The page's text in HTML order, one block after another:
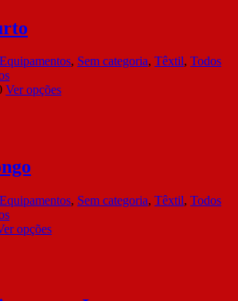
Equipamentos, Sem categoria, Têxtil, Todos
Ver opções
Equipamentos, Sem categoria, Têxtil, Todos
opções